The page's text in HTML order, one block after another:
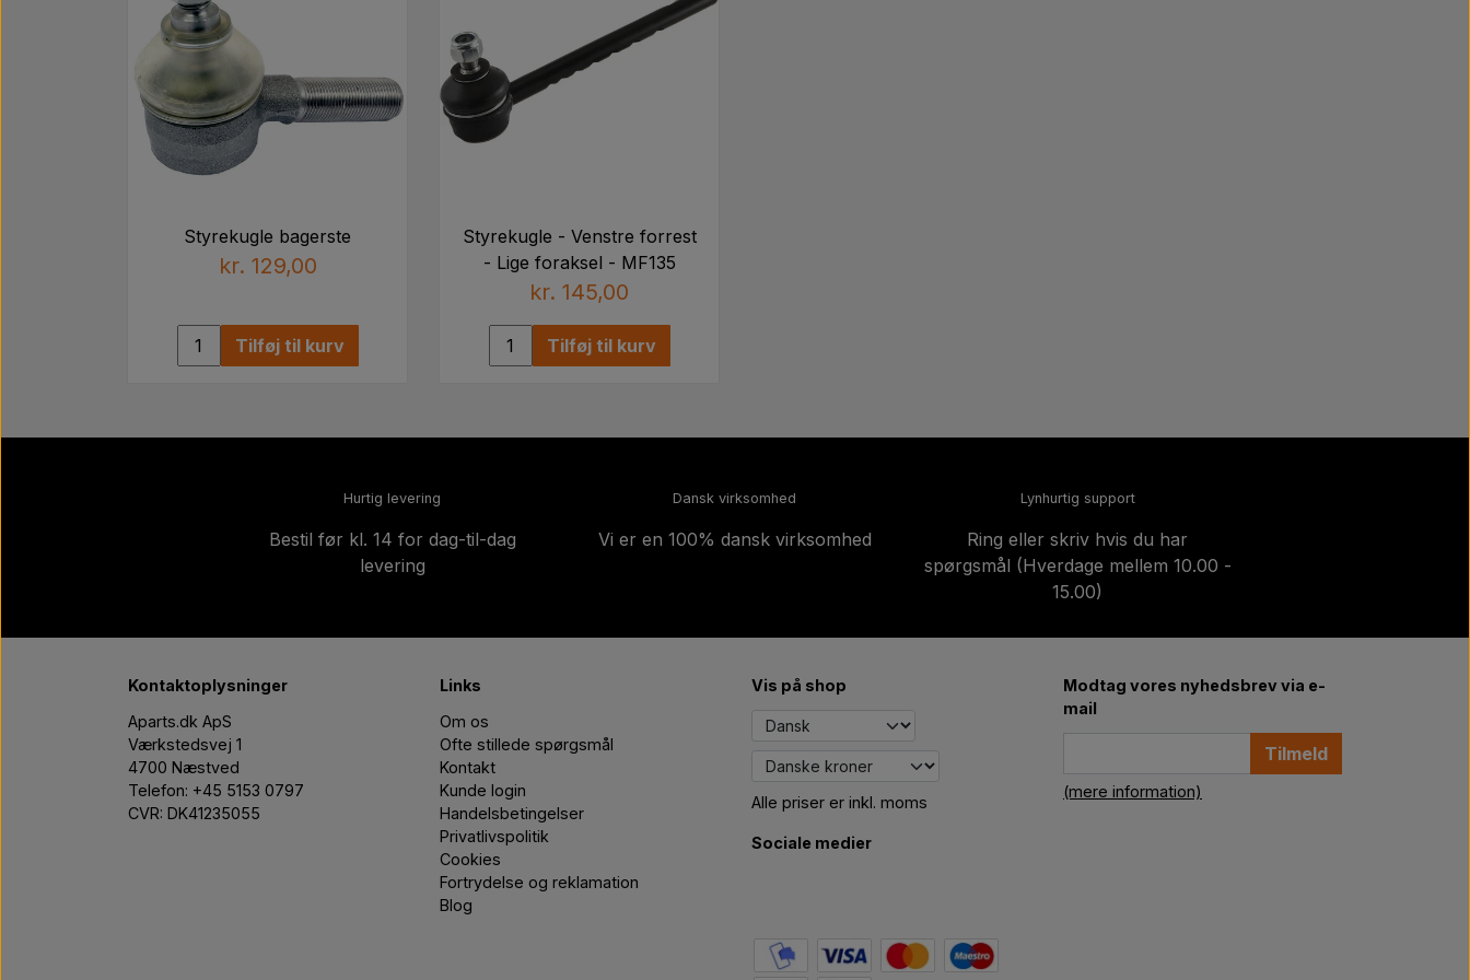
Styrekugle bagerste
kr. 129,00
Tilføj til kurv
Styrekugle - Venstre forrest
- Lige foraksel - MF135
kr. 145,00
Tilføj til kurv
Hurtig levering
Bestil før kl. 14 for dag-til-dag
levering
Dansk virksomhed
Vi er en 100% dansk virksomhed
Lynhurtig support
Ring eller skriv hvis du har
spørgsmål (Hverdage mellem 10.00 -
15.00)
Kontaktoplysninger
Aparts.dk ApS
Værkstedsvej 1
4700 Næstved
Telefon: +45 5153 0797
CVR: DK41235055
Links
Om os
Ofte stillede spørgsmål
Kontakt
Kunde login
Handelsbetingelser
Privatlivspolitik
Cookies
Fortrydelse og reklamation
Blog
Vis på shop
Alle priser er inkl. moms
Sociale medier
Modtag vores nyhedsbrev via e-
mail
Tilmeld
(mere information)